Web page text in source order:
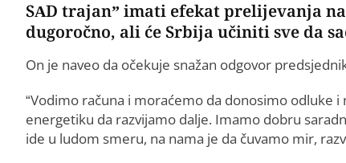
SAD trajan” imati efekat prelijevanja
dugoročno, ali će Srbija učiniti sve da
On je naveo da očekuje snažan odgovor
“Vodimo računa i moraćemo da donosimo odluke i
energetiku da razvijamo dalje. Imamo dobru
ide u ludom smeru, na nama je da čuvamo mir,